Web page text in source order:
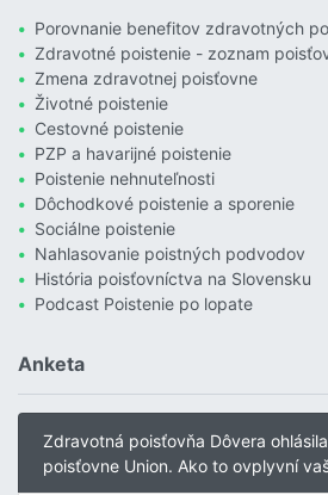
Porovnanie benefitov zdravotných
Zdravotné poistenie - zoznam
Zmena zdravotnej poisťovne
Životné poistenie
Cestovné poistenie
PZP a havarijné poistenie
Poistenie nehnuteľnosti
Dôchodkové poistenie a sporenie
Sociálne poistenie
Nahlasovanie poistných podvodov
História poisťovníctva na Slovensku
Podcast Poistenie po lopate
Anketa
Zdravotná poisťovňa Dôvera
poisťovne Union. Ako to ovplyvní